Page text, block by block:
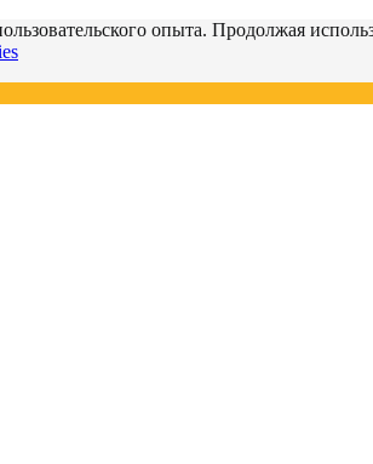
опыта. Продолжая